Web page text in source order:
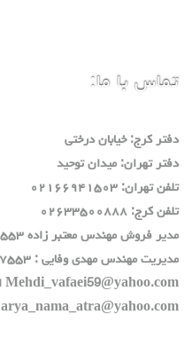
تماس با ما:
دفتر كرج: خيابان درختي
دفتر تهران: ميدان توحيد
تلفن تهران: ٠٢١٦٦٩٤١٥٠٣
تلفن كرج: ٠٢٦٣٣٥٠٠٨٨٨
مدير فروش مهندس معتبر زاده ٠٩١٩٢٥٨٧٥٥٣
مديريت مهندس مهدي وفايي : ٠٩١٢٢٥٨٧٥٥٣
Mehdi_vafaei59@yahoo.com ايميل
arya_nama_atra@yahoo.com ايميل